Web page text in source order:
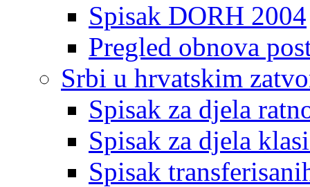
Spisak DORH 2004
Pregled obnova
Srbi u hrvatskim
Spisak za djela
Spisak za djela
Spisak